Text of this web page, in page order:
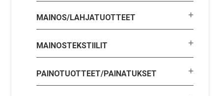
MAINOS/LAHJATUOTTEET
MAINOSTEKSTIILIT
PAINOTUOTTEET/PAINATUKSET